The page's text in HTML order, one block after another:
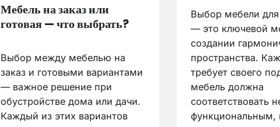
Мебель на заказ или
готовая — что выбрать?
Выбор между мебелью на
заказ и готовыми вариантами
— важное решение при
обустройстве дома или дачи.
Каждый из этих вариантов
Выбор мебели для
— это ключевой
создании
пространства.
требует своего
мебель должна
соответствовать
функциональным,